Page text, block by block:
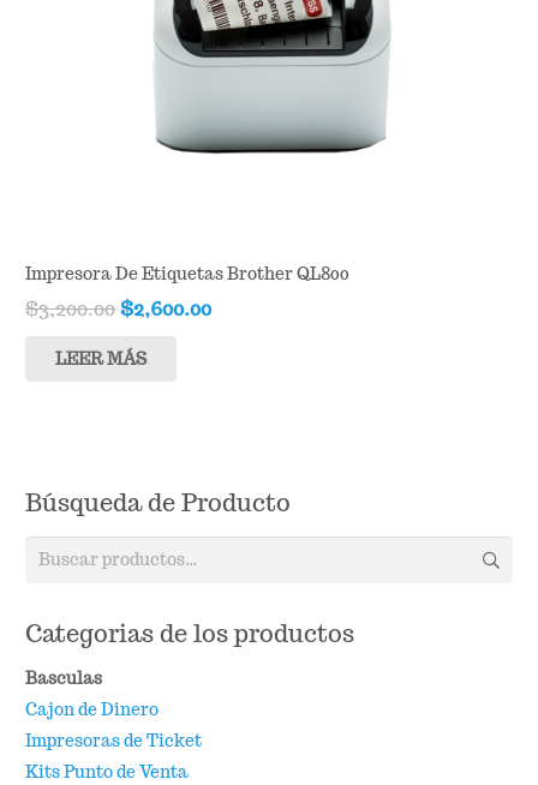
Impresora De Etiquetas Brother QL800
$3,200.00Original
was:
$2,600.00Current
LEER MÁS
Búsqueda de Producto
Buscar
Categorias de los productos
Basculas
Cajon de Dinero
Impresoras de Ticket
Kits Punto de Venta